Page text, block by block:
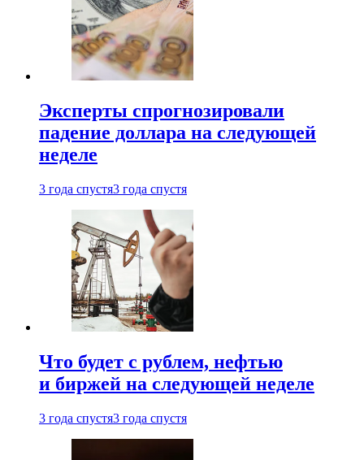
Эксперты спрогнозировали
падение доллара на следующей
неделе
3 года спустя3 года спустя
Что будет с рублем, нефтью
и биржей на следующей неделе
3 года спустя3 года спустя